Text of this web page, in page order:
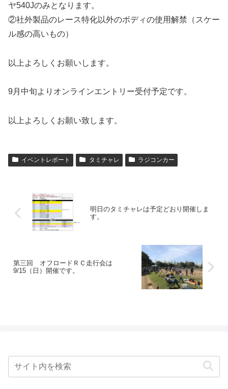
ヤ540Jのみとなります。
②社外製品のレース特化以外のボディの使用解禁（スケー
ル感の高いもの）
以上よろしくお願いします。
9月中旬よりオンラインエントリー受付予定です。
以上よろしくお願い致します。
イベントレポート タミチャレ ラジコンカー
明日のタミチャレは予定どおり開催しま
す。
第三回 オフロードＲＣ走行会は
9/15（日）開催です。